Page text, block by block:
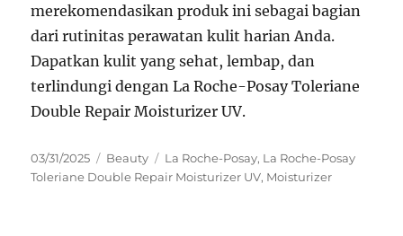
merekomendasikan produk ini sebagai bagian
dari rutinitas perawatan kulit harian Anda.
Dapatkan kulit yang sehat, lembap, dan
terlindungi dengan La Roche-Posay Toleriane
Double Repair Moisturizer UV.
Posted
on
03/31/2025 Categories
Beauty Tags
La Roche-Posay, La Roche-Posay
Toleriane Double Repair Moisturizer UV, Moisturizer